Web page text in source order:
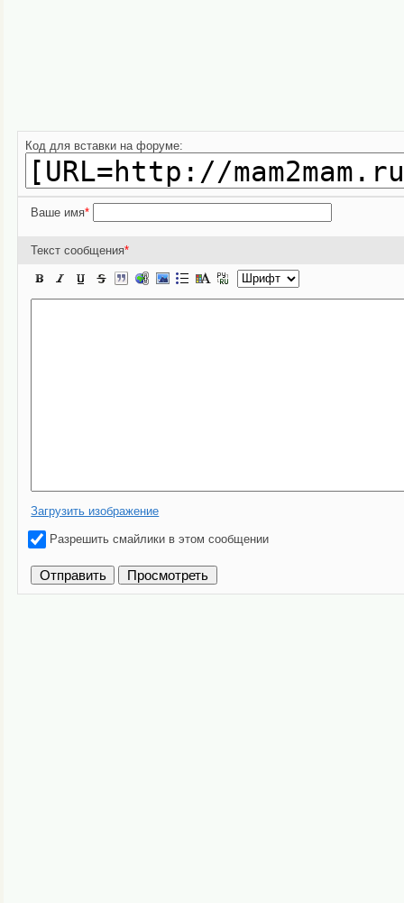
Код для вставки на форуме:
Ваше имя*
Текст сообщения*
Загрузить изображение
Разрешить смайлики в этом сообщении